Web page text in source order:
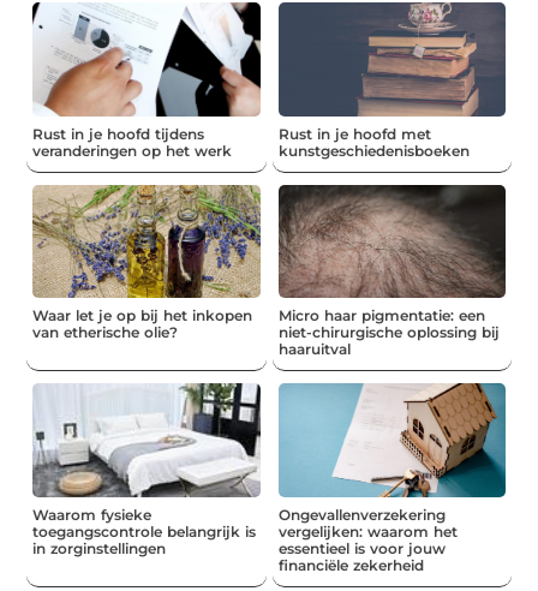
Rust in je hoofd tijdens
veranderingen op het werk
Rust in je hoofd met
kunstgeschiedenisboeken
Waar let je op bij het inkopen
van etherische olie?
Micro haar pigmentatie: een
niet-chirurgische oplossing bij
haaruitval
Waarom fysieke
toegangscontrole belangrijk is
in zorginstellingen
Ongevallenverzekering
vergelijken: waarom het
essentieel is voor jouw
financiële zekerheid